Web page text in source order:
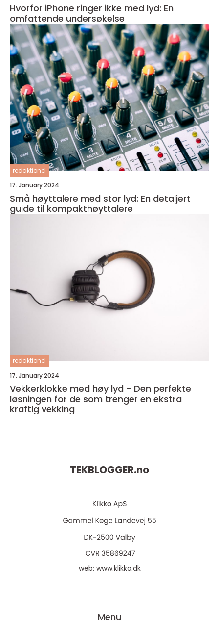
Hvorfor iPhone ringer ikke med lyd: En
omfattende undersøkelse
redaktionel
17. January 2024
Små høyttalere med stor lyd: En detaljert
guide til kompakthøyttalere
redaktionel
17. January 2024
Vekkerklokke med høy lyd - Den perfekte
løsningen for de som trenger en ekstra
kraftig vekking
TEKBLOGGER.no
web: www.klikko.dk
Menu